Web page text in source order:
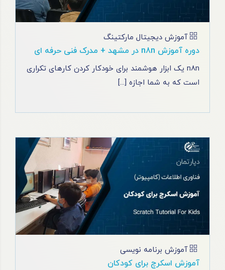
آموزش دیجیتال مارکتینگ
دوره آموزش n8n در مشهد + مدرک فنی حرفه ای
n8n یک ابزار هوشمند برای خودکار کردن کارهای تکراری
است که به شما اجازه [...]
آموزش برنامه نویسی
آموزش اسکرچ برای کودکان